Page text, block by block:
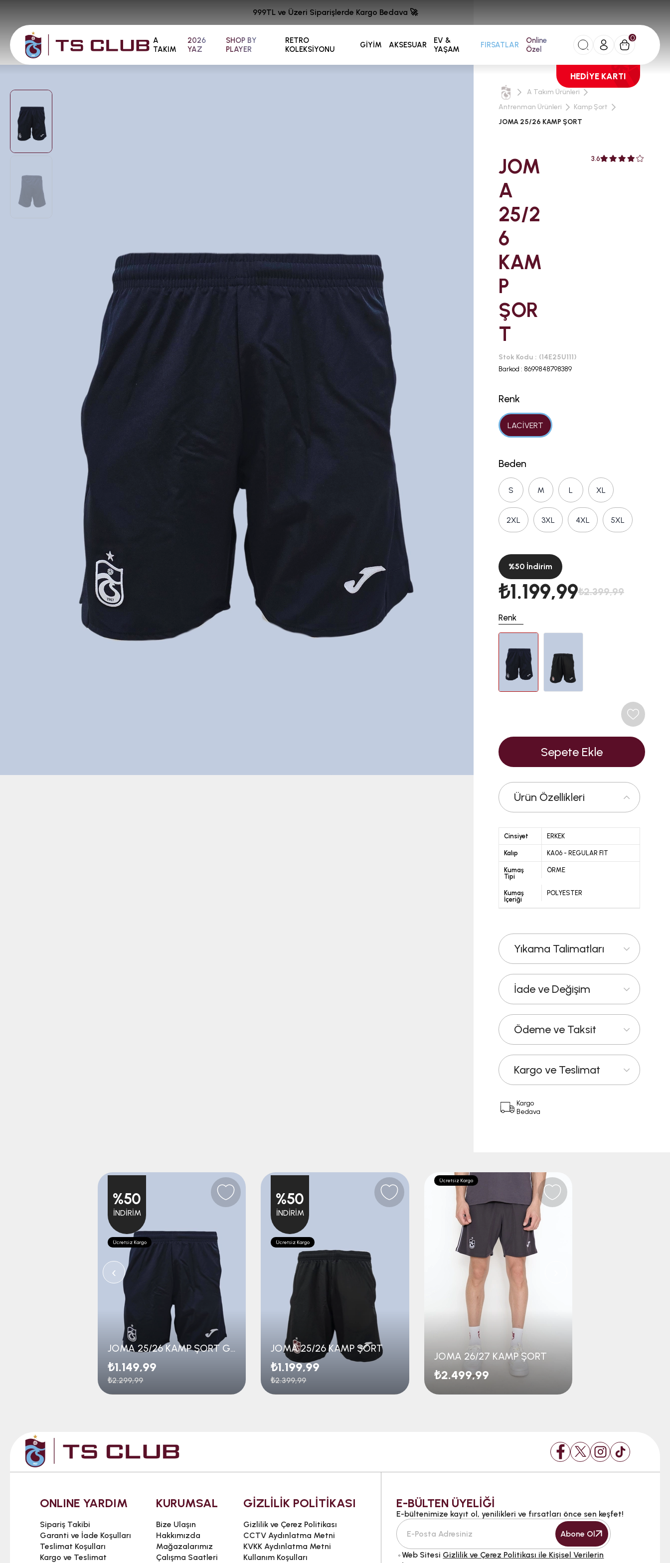
A
TAKIM
2026
YAZ
SHOP BY
PLAYER
RETRO
KOLEKSİYONU
GİYİM AKSESUAR
EV &
YAŞAM
FIRSATLAR
Online
Özel
0
HEDİYE KARTI
999TL ve Üzeri Siparişlerde Kargo Bedava 🚀
A Takım Ürünleri
Antrenman Ürünleri
Kamp Şort
JOMA 25/26 KAMP ŞORT
JOM
A
25/2
6
KAM
P
ŞOR
T
3.6
Stok Kodu
(14E25U111)
Barkod : 8699848798389
Renk
LACİVERT
Beden
S M L XL
2XL 3XL 4XL 5XL
%50 İndirim
₺2.399,99
₺1.199,99
Renk
Ürün Özellikleri
Cinsiyet ERKEK
Kalıp KA06 - REGULAR FIT
Kumaş
Tipi
ÖRME
Kumaş
İçeriği
POLYESTER
Yıkama Talimatları
İade ve Değişim
Ödeme ve Taksit
Kargo ve Teslimat
Kargo
Bedava
JOMA 25/26 KAMP ŞORT GENÇ
₺1.149,99
₺2.299,99
%50
İNDIRIM
Ücretsiz Kargo
JOMA 25/26 KAMP ŞORT
₺1.199,99
₺2.399,99
%50
İNDIRIM
Ücretsiz Kargo
JOMA 26/27 KAMP ŞORT
₺2.499,99
Ücretsiz Kargo
‹
ONLINE YARDIM
Sipariş Takibi
Garanti ve İade Koşulları
Teslimat Koşulları
Kargo ve Teslimat
KURUMSAL
Bize Ulaşın
Hakkımızda
Mağazalarımız
Çalışma Saatleri
GİZLİLİK POLİTİKASI
Gizlilik ve Çerez Politikası
CCTV Aydınlatma Metni
KVKK Aydınlatma Metni
Kullanım Koşulları
E-BÜLTEN ÜYELİĞİ
E-bültenimize kayıt ol, yenilikleri ve fırsatları önce sen keşfet!
Abone Ol
Web Sitesi Gizlilik ve Çerez Politikası ile Kişisel Verilerin